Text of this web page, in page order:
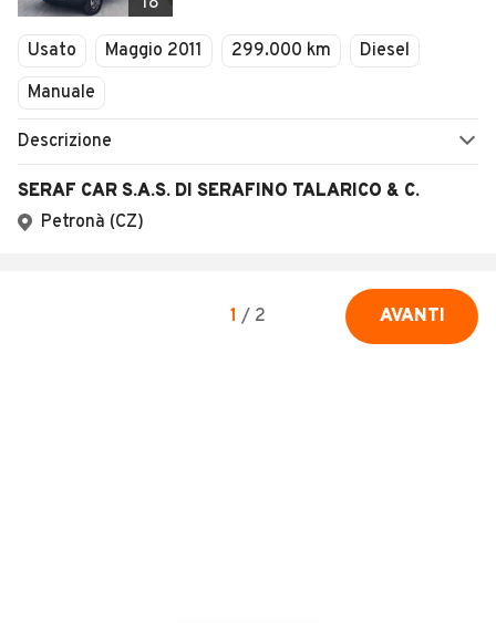
Usato Maggio 2011 299.000 km
Diesel
Manuale
Descrizione
SERAF CAR S.A.S. DI SERAFINO TALARICO & C.
Petronà (CZ)
1 / 2 AVANTI